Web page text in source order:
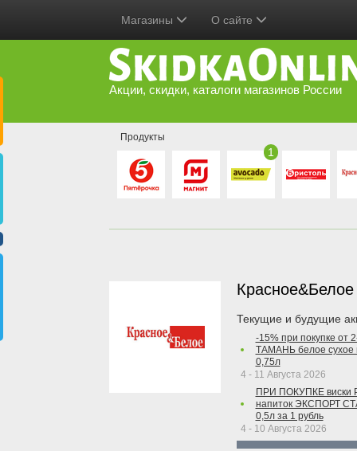
Магазины О сайте
Акции, скидки, каталоги магазинов России
Продукты
1
Текущие и будущие
-15% при покупке от
ТАМАНЬ белое сухое
0,75л
4 - 11 Августа 2026
ПРИ ПОКУПКЕ виски
напиток ЭКСПОРТ
0,5л за 1 рубль
4 - 10 Августа 2026